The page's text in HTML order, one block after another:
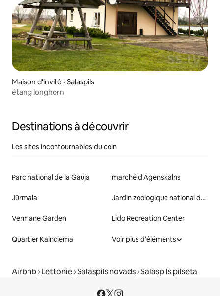
Maison d'invité · Salaspils
étang longhorn
Destinations à découvrir
Les sites incontournables du coin
Parc national de la Gauja marché d'Āgenskalns
Jūrmala Jardin zoologique national de Riga
Vermane Garden Lido Recreation Center
Quartier Kalnciema Voir plus d'éléments
Airbnb Lettonie Salaspils novads Salaspils pilsēta